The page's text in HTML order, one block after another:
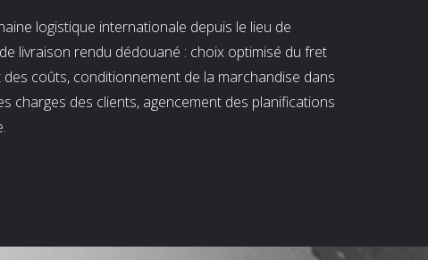
logistique internationale depuis le lieu de
livraison rendu dédouané : choix optimisé du fret
coûts, conditionnement de la marchandise dans
charges des clients, agencement des planifications